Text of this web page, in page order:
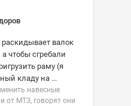
валок
чтобы сгребали
раму (я
кладу на ...
навесные
от МТЗ, говорят они